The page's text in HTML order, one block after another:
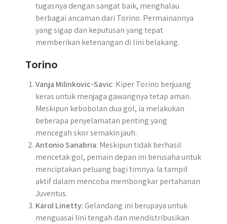
tugasnya dengan sangat baik, menghalau
berbagai ancaman dari Torino. Permainannya
yang sigap dan keputusan yang tepat
memberikan ketenangan di lini belakang.
Torino
Vanja Milinkovic-Savic: Kiper Torino berjuang
keras untuk menjaga gawangnya tetap aman.
Meskipun kebobolan dua gol, ia melakukan
beberapa penyelamatan penting yang
mencegah skor semakin jauh.
Antonio Sanabria: Meskipun tidak berhasil
mencetak gol, pemain depan ini berusaha untuk
menciptakan peluang bagi timnya. Ia tampil
aktif dalam mencoba membongkar pertahanan
Juventus.
Karol Linetty: Gelandang ini berupaya untuk
menguasai lini tengah dan mendistribusikan